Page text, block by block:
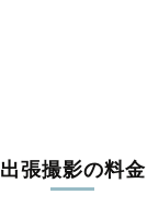
出張撮影の料金